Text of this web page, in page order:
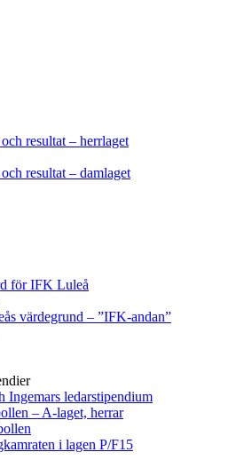
resultat – herrlaget
resultat – damlaget
för IFK Luleå
värdegrund – ”IFK-andan”
Ingemars ledarstipendium
– A-laget, herrar
i lagen P/F15